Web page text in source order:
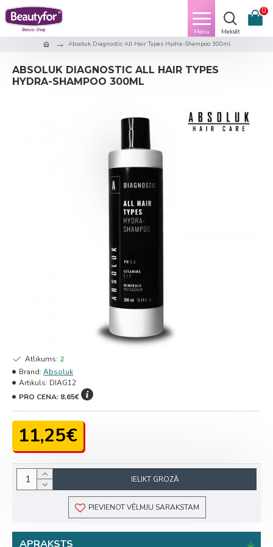
0
Absoluk Diagnostic All Hair Types Hydra-Shampoo 300ml
ABSOLUK DIAGNOSTIC ALL HAIR TYPES
HYDRA-SHAMPOO 300ML
11,25€
Atlikums: 2
Brand: Absoluk
Artikuls: DIAG12
PRO CENA: 8,65€
IELIKT GROZĀ
PIEVIENOT VĒLMJU SARAKSTAM
APRAKSTS